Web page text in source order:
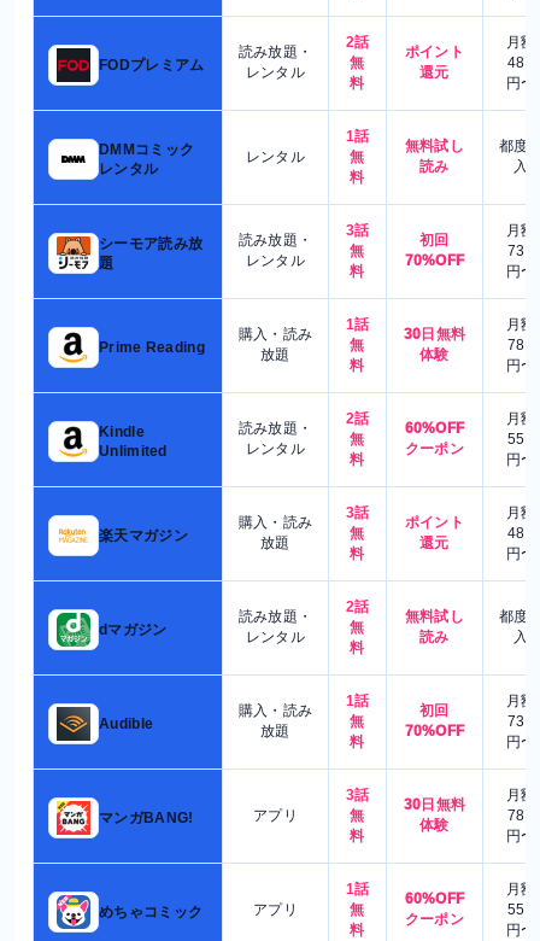
FODプレミアム
読み放題・
レンタル
2話
無
料
ポイント
還元
月額
480
円〜
DMMコミック
レンタル
レンタル
1話
無
料
無料試し
読み
都度
入
シーモア読み放
題
読み放題・
レンタル
3話
無
料
初回
70%OFF
月額
730
円〜
Prime Reading
購入・読み
放題
1話
無
料
30日無料
体験
月額
780
円〜
Kindle
Unlimited
読み放題・
レンタル
2話
無
料
60%OFF
クーポン
月額
550
円〜
楽天マガジン
購入・読み
放題
3話
無
料
ポイント
還元
月額
480
円〜
dマガジン
読み放題・
レンタル
2話
無
料
無料試し
読み
都度
入
Audible
購入・読み
放題
1話
無
料
初回
70%OFF
月額
730
円〜
マンガBANG! アプリ
3話
無
料
30日無料
体験
月額
780
円〜
めちゃコミック アプリ
1話
無
料
60%OFF
クーポン
月額
550
円〜